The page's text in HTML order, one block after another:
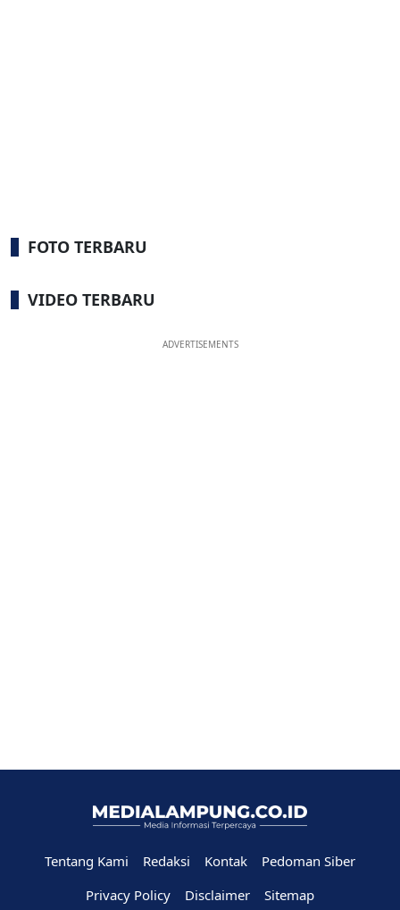
FOTO TERBARU
VIDEO TERBARU
ADVERTISEMENTS
Tentang Kami Redaksi Kontak
Pedoman Siber
Privacy Policy
Disclaimer Sitemap